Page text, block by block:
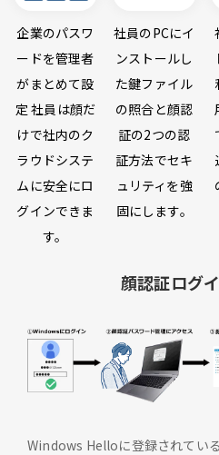
企業のパスワ
ードを管理者
がまとめて設
定 社員は顔だ
けで社内のク
ラウドシステ
ムに安全にロ
グインできま
す。
社員のPCにイ
ンストールし
た鍵ファイル
の照合と顔認
証の2つの認
証方法でセキ
ュリティを強
固にします。
顔認証ログ
Windows Helloに登録されてい